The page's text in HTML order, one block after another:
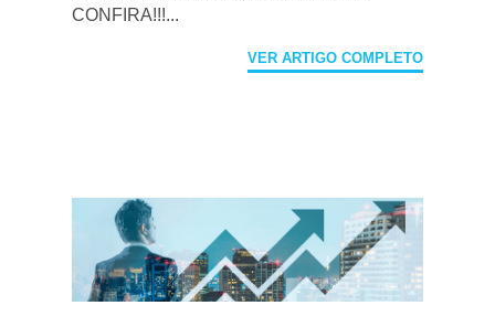
CONFIRA!!!...
VER ARTIGO COMPLETO